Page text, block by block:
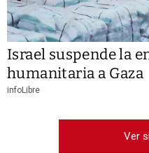
Israel suspende la
humanitaria a Gaza
infoLibre
Ver